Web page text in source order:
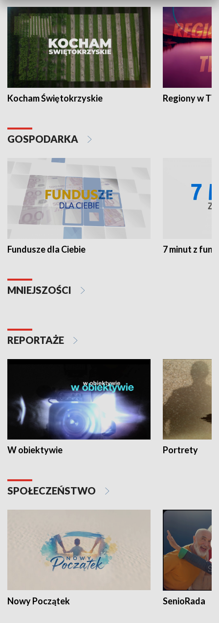
Kocham Świętokrzyskie Regiony w
GOSPODARKA
Fundusze dla Ciebie 7 minut z
MNIEJSZOŚCI
REPORTAŻE
W obiektywie Portrety
SPOŁECZEŃSTWO
Nowy Początek SenioRada